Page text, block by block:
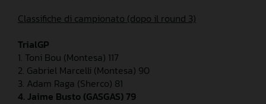
Classifiche di campionato (dopo il round 3)
TrialGP
1. Toni Bou (Montesa) 117
2. Gabriel Marcelli (Montesa) 90
3. Adam Raga (Sherco) 81
4. Jaime Busto (GASGAS) 79